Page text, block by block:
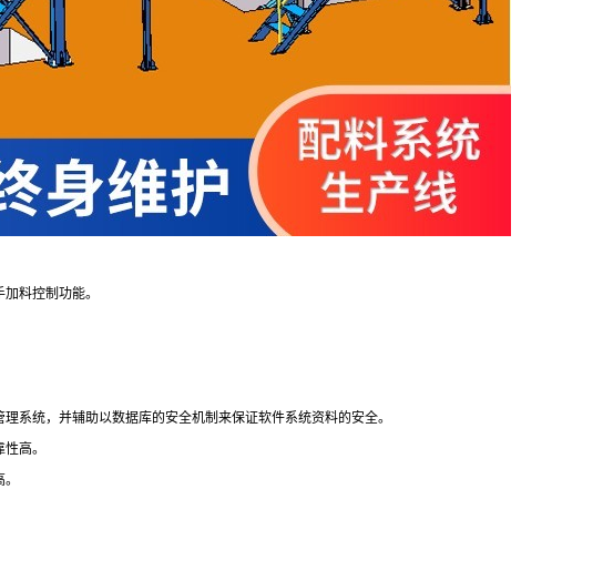
料控制功能。
系统，并辅助以数据库的安全机制来保证软件系统资料的安全。
高。